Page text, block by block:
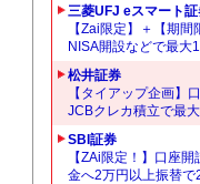
三菱UFJ eスマート
【Zai限定】＋【期間
NISA開設などで最大
松井証券
【タイアップ企画】
JCBクレカ積立で最
SBI証券
【ZAi限定！】口座
金へ2万円以上振替で